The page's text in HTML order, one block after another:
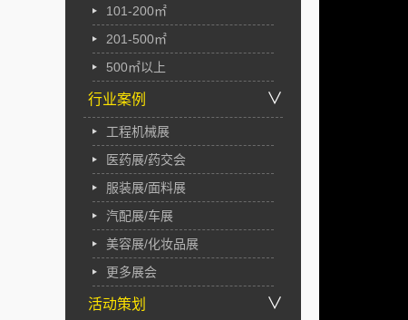
101-200㎡
201-500㎡
500㎡以上
∨
行业案例
工程机械展
医药展/药交会
服装展/面料展
汽配展/车展
美容展/化妆品展
更多展会
∨
活动策划